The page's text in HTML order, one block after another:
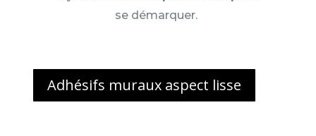
se démarquer.
Adhésifs muraux aspect lisse